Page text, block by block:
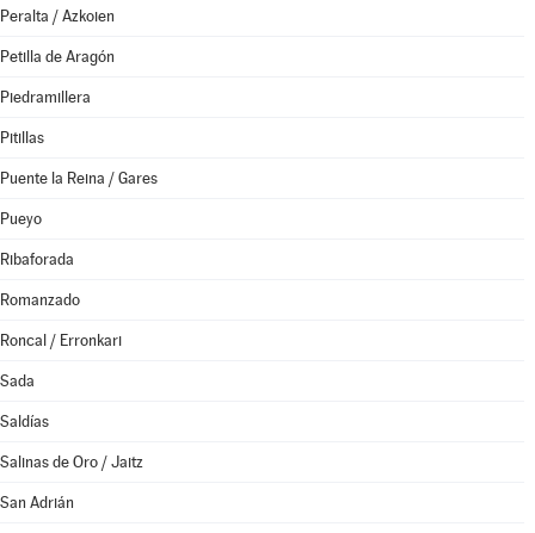
Peralta / Azkoien
Petilla de Aragón
Piedramillera
Pitillas
Puente la Reina / Gares
Pueyo
Ribaforada
Romanzado
Roncal / Erronkari
Sada
Saldías
Salinas de Oro / Jaitz
San Adrián